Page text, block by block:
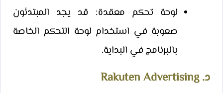
لوحة تحكم معقدة: قد يجد المبتدئون
صعوبة في استخدام لوحة التحكم الخاصة
بالبرنامج في البداية.
د. Rakuten Advertising